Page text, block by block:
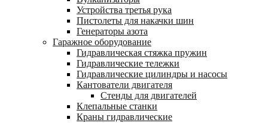
Устройства третья рука
Пистолеты для накачки шин
Генераторы азота
Гаражное оборудование
Гидравлическая стяжка пружин
Гидравлические тележки
Гидравлические цилиндры и насосы
Кантователи двигателя
Стенды для двигателей
Клепальные станки
Краны гидравлические